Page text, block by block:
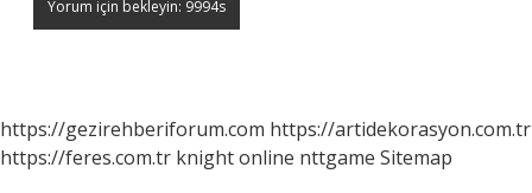
https://gezirehberiforum.com https://artidekorasyon.com.tr
https://feres.com.tr knight online nttgame Sitemap